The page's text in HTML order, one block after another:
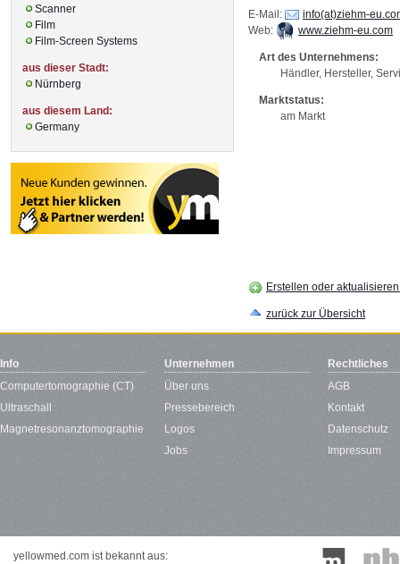
E-Mail:
info(at)ziehm-
Web:
www.ziehm-eu.com
Art des Unternehmens:
Händler, Hersteller,
Marktstatus:
am Markt
Erstellen oder
zurück zur Übersicht
Scanner
Film
Film-Screen Systems
aus dieser Stadt:
Nürnberg
aus diesem Land:
Germany
Info
Computertomographie (CT)
Ultraschall
Magnetresonanztomographie
Unternehmen
Über uns
Pressebereich
Logos
Jobs
Rechtliches
AGB
Kontakt
Datenschutz
Impressum
yellowmed.com ist bekannt aus: